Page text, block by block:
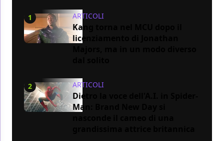
1 ARTICOLI
Kang torna nel MCU dopo il
licenziamento di Jonathan
2 ARTICOLI
Dietro la voce dell'A.I. in Spider-
Man: Brand New Day si